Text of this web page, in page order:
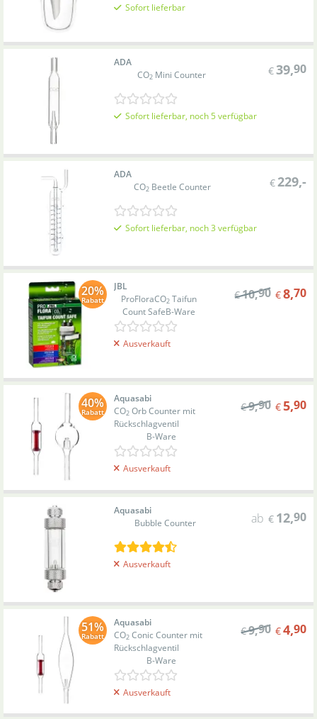
Sofort lieferbar
ADA
CO2 Mini Counter €39,90
Sofort lieferbar, noch 5 verfügbar
ADA
CO2Beetle Counter €229,-
Sofort lieferbar, noch 3 verfügbar
20%
Rabatt
JBL
ProFloraCO2 Taifun
Count SafeB-Ware
€10,90 €8,70
Ausverkauft
40%
Rabatt
Aquasabi
CO2Orb Counter mit
Rückschlagventil
B-Ware
€9,90 €5,90
Ausverkauft
Aquasabi
Bubble Counter
ab € 12,90
Ausverkauft
51%
Rabatt
Aquasabi
CO2Conic Counter mit
Rückschlagventil
B-Ware
€9,90 €4,90
Ausverkauft